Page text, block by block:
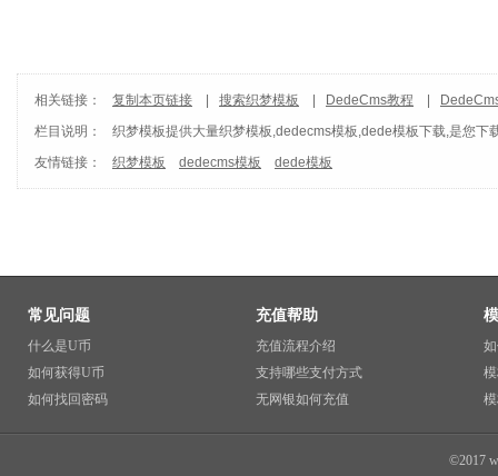
相关链接： 复制本页链接 搜索织梦模板 DedeCms教程
栏目说明：
织梦模板提供大量织梦模板,dedecms模板,dede模板下载,是您
友情链接：
织梦模板 dedecms模板 dede模板
常见问题
什么是U币
如何获得U币
如何找回密码
充值帮助
充值流程介绍
支持哪些支付方式
无网银如何充值
©2017